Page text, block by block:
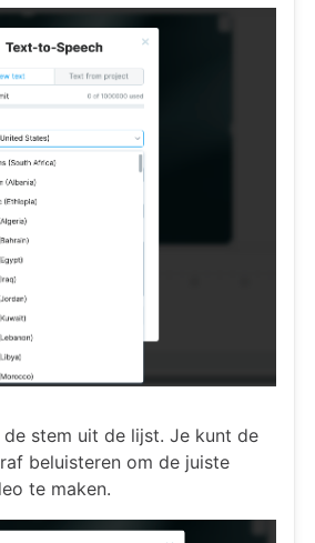
de stem uit de lijst. Je kunt de
beluisteren om de juiste
te maken.